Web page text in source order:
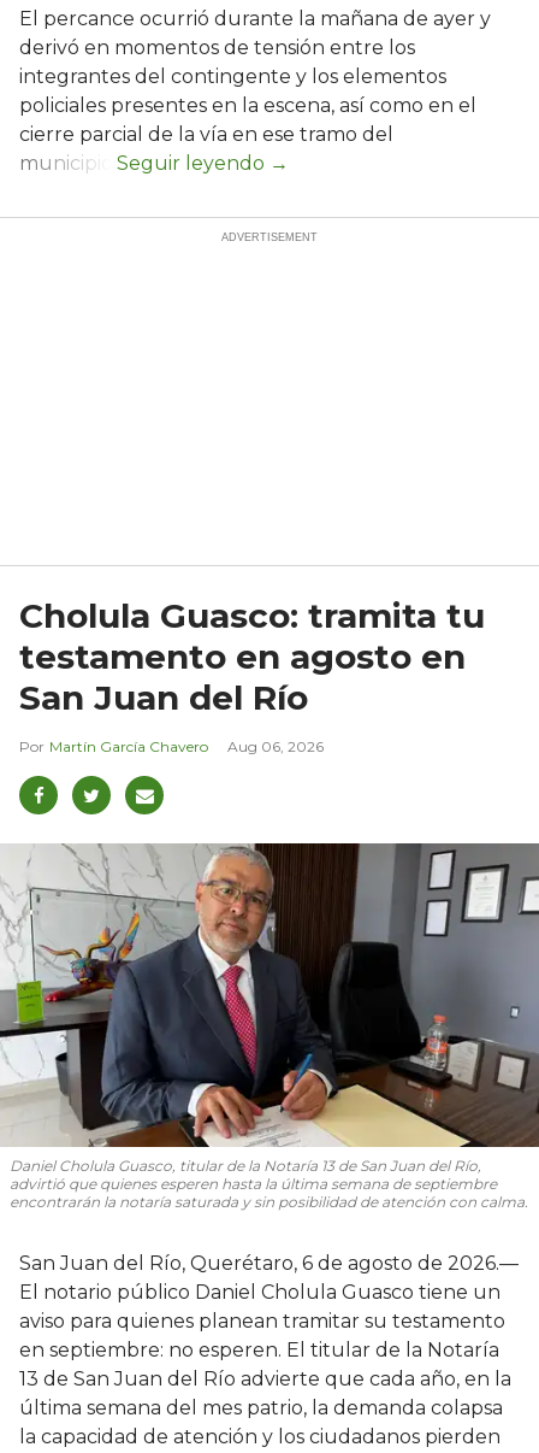
El percance ocurrió durante la mañana de ayer y
derivó en momentos de tensión entre los
integrantes del contingente y los elementos
policiales presentes en la escena, así como en el
cierre parcial de la vía en ese tramo del
municipio.
Cholula Guasco: tramita tu
testamento en agosto en
San Juan del Río
Martín García Chavero Aug 06, 2026
Daniel Cholula Guasco, titular de la Notaría 13 de San Juan del Río,
advirtió que quienes esperen hasta la última semana de septiembre
encontrarán la notaría saturada y sin posibilidad de atención con calma.
San Juan del Río, Querétaro, 6 de agosto de 2026.—
El notario público Daniel Cholula Guasco tiene un
aviso para quienes planean tramitar su testamento
en septiembre: no esperen. El titular de la Notaría
13 de San Juan del Río advierte que cada año, en la
última semana del mes patrio, la demanda colapsa
la capacidad de atención y los ciudadanos pierden